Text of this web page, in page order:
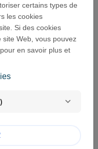
utilise des cookies
visiteurs et
Les cookies sont
disque dur. Ils
de rendre un site
être utilisés afin de
connecté à nos
langue de
certains types de
les cookies
Si des cookies
Web, vous pouvez
en savoir plus et